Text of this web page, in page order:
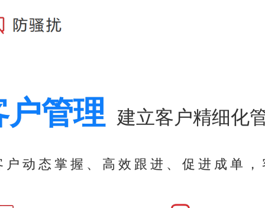
户管理 建立客户精细化
动态掌握、高效跟进、促进成单